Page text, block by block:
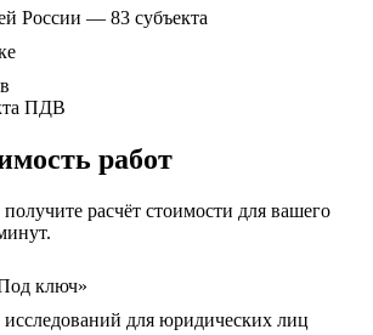
России — 83 субъекта
работ
расчёт стоимости для вашего
ключ»
для юридических лиц